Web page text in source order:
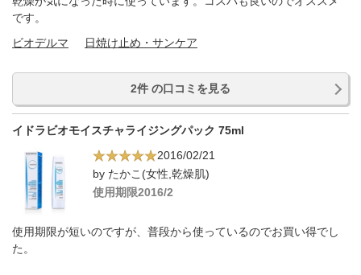
です。
ビオデルマ
日焼け止め・サンケア
2件 の口コミを見る
イドラビオモイスチャライジングパック 75ml
2016/02/21
by たかこ(女性,乾燥肌)
使用期限2016/2
使用期限が短いのですが、普段から使っているのでお買い得でし
た。